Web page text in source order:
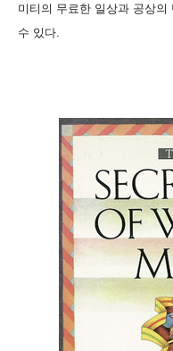
미티의 무료한 일상과 공상
수 있다.